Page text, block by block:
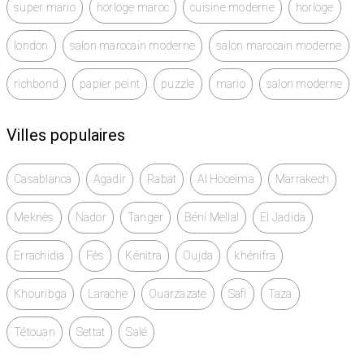
super mario horloge maroc cuisine moderne horloge
london salon marocain moderne salon marocain moderne
richbond papier peint puzzle mario salon moderne
Villes populaires
Casablanca Agadir Rabat Al Hoceïma Marrakech
Meknès Nador Tanger Béni Mellal El Jadida
Errachidia Fès Kénitra Oujda khénifra
Khouribga Larache Ouarzazate Safi Taza
Tétouan Settat Salé